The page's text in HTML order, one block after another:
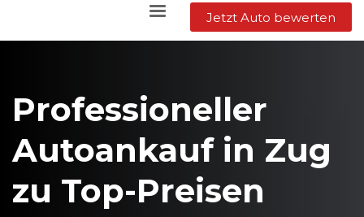
Jetzt Auto bewerten
Professioneller
Autoankauf in Zug
zu Top-Preisen